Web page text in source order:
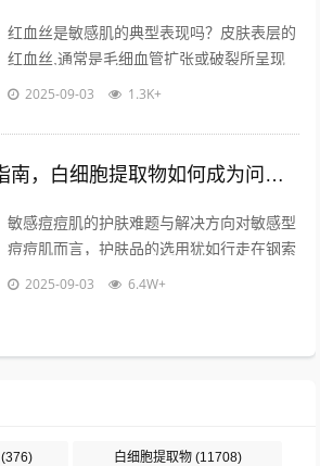
红血丝是敏感肌的典型表现吗？皮肤表层的
红血丝,通常是毛细血管扩张或破裂所呈现
的视觉现象，许多消费者发现面部泛红时，
2025-09-03 1.3K+
敏感痘痘肌护理指南，白细胞提取物如何成为问题肌肤的理想选择
敏感痘痘肌的护肤难题与解决方向对敏感型
痘痘肌而言，护肤品的选用犹如行走在钢索
上的平衡艺术，这类肌肤同时存在表皮屏障
2025-09-03 6.4W+
(376) 白细胞提取物(11708)